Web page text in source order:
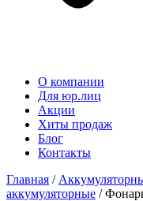
О компании
Для юр.лиц
Акции
Хиты продаж
Блог
Контакты
Главная /
аккумуляторные /